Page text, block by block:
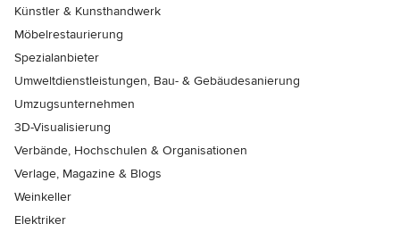
Künstler & Kunsthandwerk
Möbelrestaurierung
Spezialanbieter
Umweltdienstleistungen, Bau- & Gebäudesanierung
Umzugsunternehmen
3D-Visualisierung
Verbände, Hochschulen & Organisationen
Verlage, Magazine & Blogs
Weinkeller
Elektriker